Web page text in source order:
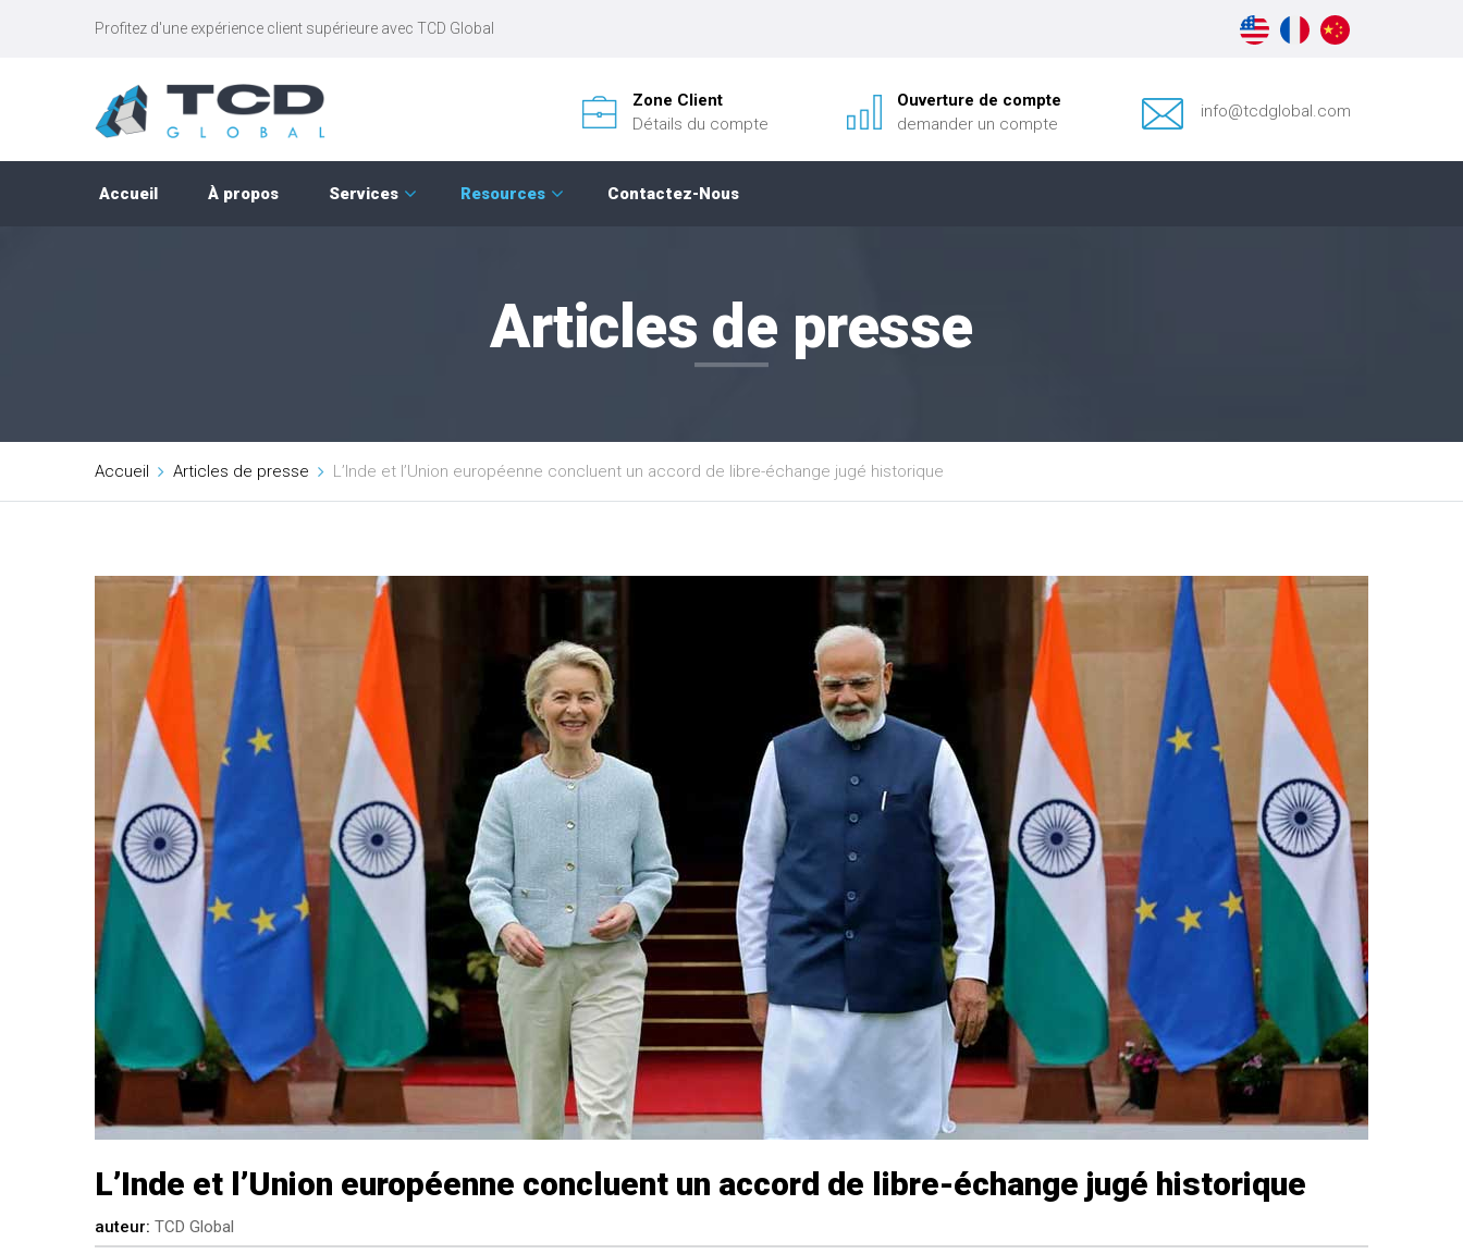
Zone Client
Détails du compte
Ouverture de compte
demander un compte
info@tcdglobal.com
Profitez d'une expérience client supérieure avec TCD Global
Accueil À propos Services Resources Contactez-Nous
Articles de presse
Accueil Articles de presse L’Inde et l’Union européenne concluent un accord de libre-échange jugé historique
L’Inde et l’Union européenne concluent un accord de libre-échange jugé historique
auteur TCD Global